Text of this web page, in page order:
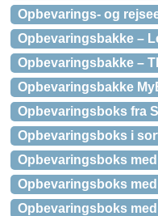
Opbevarings- og
Opbevaringsbakke –
Opbevaringsbakke –
Opbevaringsbakke
Opbevaringsboks fra
Opbevaringsboks i
Opbevaringsboks
Opbevaringsboks
Opbevaringsboks